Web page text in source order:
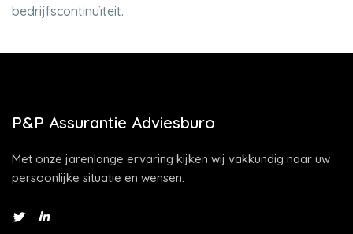
bedrijfscontinuïteit.
P&P Assurantie Adviesburo
Met onze jarenlange ervaring kijken wij vakkundig naar uw
persoonlijke situatie en wensen.